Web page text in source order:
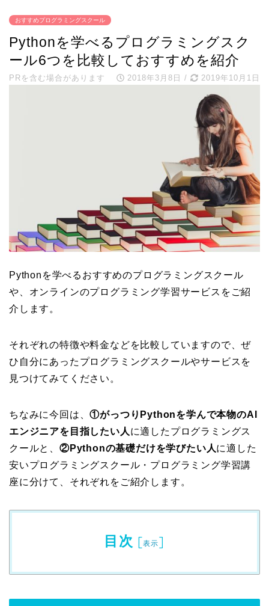
おすすめプログラミングスクール
Pythonを学べるプログラミングスク
ール6つを比較しておすすめを紹介
PRを含む場合があります 2018年3月8日 / 2019年10月1日
Pythonを学べるおすすめのプログラミングスクール
や、オンラインのプログラミング学習サービスをご紹
介します。
それぞれの特徴や料金などを比較していますので、ぜ
ひ自分にあったプログラミングスクールやサービスを
見つけてみてください。
ちなみに今回は、①がっつりPythonを学んで本物のAI
エンジニアを目指したい人 に適したプログラミングス
クールと、 ②Pythonの基礎だけを学びたい人に適した
安いプログラミングスクール・プログラミング学習講
座に分けて、それぞれをご紹介します。
目次 [表示]